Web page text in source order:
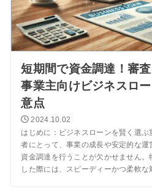
短期間で資金調達！審
事業主向けビジネスロ
意点
2024.10.02
はじめに：ビジネスローンを賢く選ぶ
者にとって、事業の成長や安定的な
資金調達を行うことが欠かせません
した際には、スピーディーかつ柔軟な